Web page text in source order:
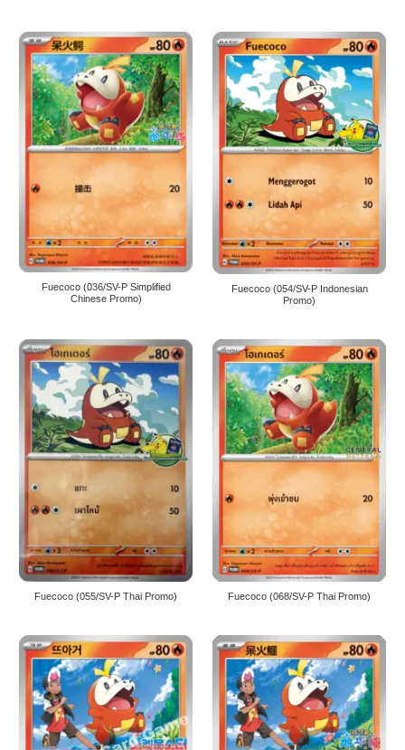
Fuecoco (036/SV-P Simplified
Chinese Promo)
Fuecoco (054/SV-P Indonesian
Promo)
Fuecoco (055/SV-P Thai Promo) Fuecoco (068/SV-P Thai Promo)